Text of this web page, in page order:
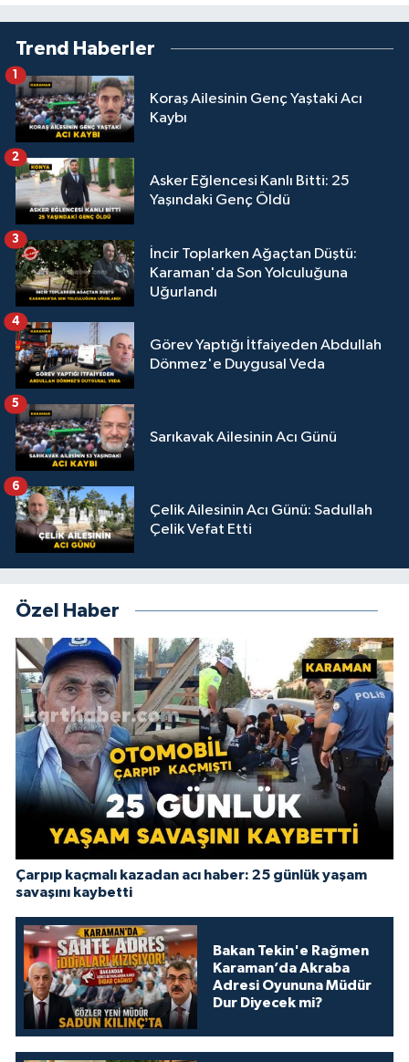
Trend Haberler
Koraş Ailesinin Genç Yaştaki Acı
Kaybı
1
Asker Eğlencesi Kanlı Bitti: 25
Yaşındaki Genç Öldü
2
İncir Toplarken Ağaçtan Düştü:
Karaman'da Son Yolculuğuna
Uğurlandı
3
Görev Yaptığı İtfaiyeden Abdullah
Dönmez'e Duygusal Veda
4
Sarıkavak Ailesinin Acı Günü
5
Çelik Ailesinin Acı Günü: Sadullah
Çelik Vefat Etti
6
Özel Haber
Çarpıp kaçmalı kazadan acı haber: 25 günlük yaşam
savaşını kaybetti
Bakan Tekin'e Rağmen
Karaman’da Akraba
Adresi Oyununa Müdür
Dur Diyecek mi?